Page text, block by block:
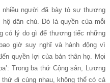
nhiều người đã bày tỏ sự thương
dân chủ. Đó là quyền của mỗi
có lý do gì để thương tiếc những
giờ suy nghĩ và hành động vì
quyền lợi của bản thân họ. Mọi
Trong ba thứ Cộng sản, Lương
đi cùng nhau, không thể có cả